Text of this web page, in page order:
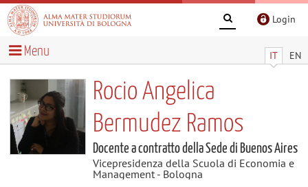
Login
IT EN
Menu
Rocio Angelica
Bermudez Ramos
Docente a contratto della Sede di Buenos Aires
Vicepresidenza della Scuola di Economia e
Management - Bologna